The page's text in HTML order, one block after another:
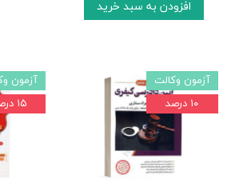
افزودن به سبد خرید
آزمون وکالت
۱۰ درصد
آزمون
۱۵ درصد